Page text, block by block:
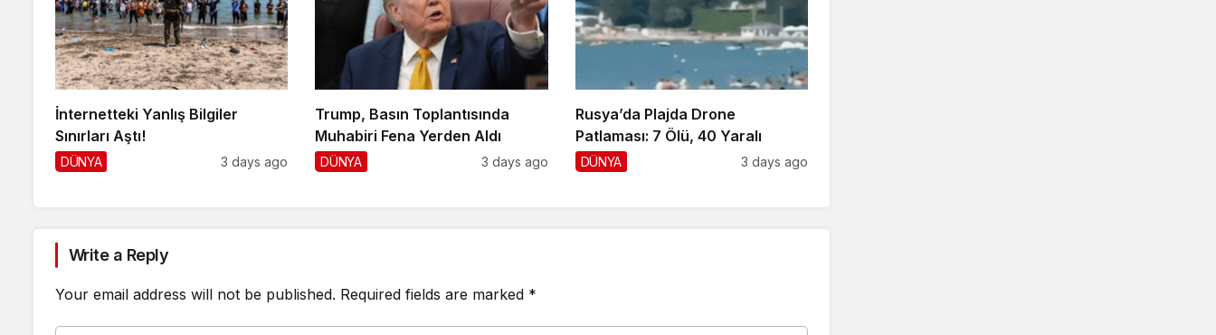
İnternetteki Yanlış Bilgiler
Sınırları Aştı!
DÜNYA 3 days ago
Trump, Basın Toplantısında
Muhabiri Fena Yerden Aldı
DÜNYA 3 days ago
Rusya’da Plajda Drone
Patlaması: 7 Ölü, 40 Yaralı
DÜNYA 3 days ago
Write a Reply
Your email address will not be published. Required fields are marked *